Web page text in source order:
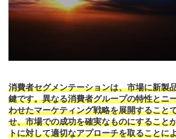
消費者セグメンテーションは、市場に新製
鍵です。異なる消費者グループの特性とニ
わせたマーケティング戦略を展開すること
せ、市場での成功を確実なものにすること
トに対して適切なアプローチを取ることに